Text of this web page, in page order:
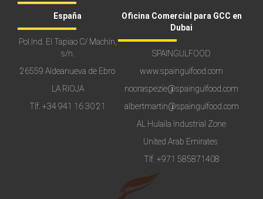
España
Pol.Ind. El Tapiao C/ Machín,
s/n.
26559 Aldeanueva de Ebro
LA RIOJA
Tlf.+34 941 16 30 21
Oficina Comercial para GCC en
Dubai
SPAINGULFOOD
www.spaingulfood.com
nooraspezie@spaingulfood.com
albertmartin@spaingulfood.com
AL Hulaila Industrial Zone
United Arab Emirates
Tlf. +971 585871408